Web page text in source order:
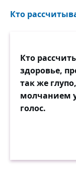
Кто
Кто
здоровье,
так же
молчанием
голос.